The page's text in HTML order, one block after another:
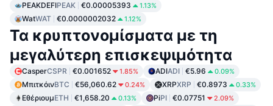
PEAKDEFIPEAK €0.00005393 1.13%
WatWAT €0.0000002032 1.12%
Τα κρυπτονομίσματα με τη
μεγαλύτερη επισκεψιμότητα
CasperCSPR €0.001652 1.85% ADIADI €5.96 0.09%
ΜπιτκόινBTC €56,060.62 0.24% XRPXRP €0.8973 0.33%
ΕθέριουμETH €1,658.20 0.13% PiPI €0.07751 2.09%